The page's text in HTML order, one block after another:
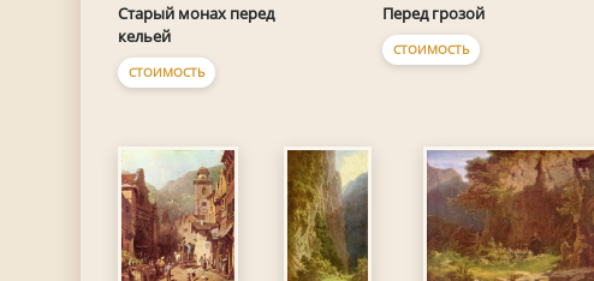
Старый монах перед
кельей
СТОИМОСТЬ
Перед грозой
СТОИМОСТЬ